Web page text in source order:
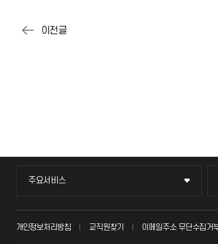
주요서비스
주요서비스
교무회의방송
개인정보처리방침 교직원찾기 이메일주소 무단수집거